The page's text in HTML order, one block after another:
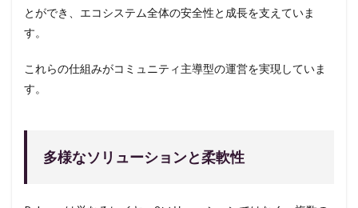
とができ、エコシステム全体の安全性と成長を支えていま
す。
これらの仕組みがコミュニティ主導型の運営を実現していま
す。
多様なソリューションと柔軟性